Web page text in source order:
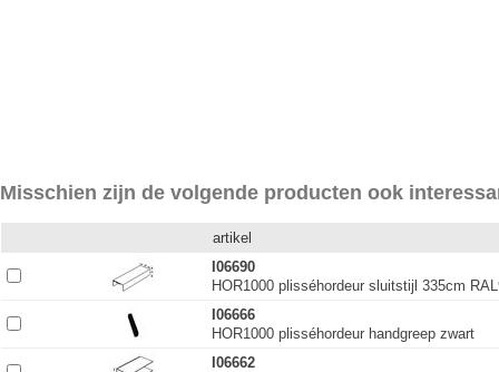
Misschien zijn de volgende producten ook
artikel
I06690
HOR1000 plisséhordeur sluitstijl 335cm
I06666
HOR1000 plisséhordeur handgreep zwart
I06662